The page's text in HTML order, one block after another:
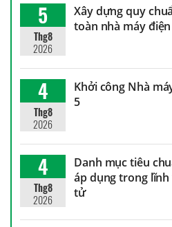
5
Thg8
2026
Xây dựng quy
toàn nhà máy
4
Thg8
2026
Khởi công Nhà
5
4
Thg8
2026
Danh mục tiêu
áp dụng trong
tử